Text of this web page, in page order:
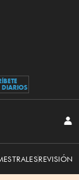
REVISIÓN